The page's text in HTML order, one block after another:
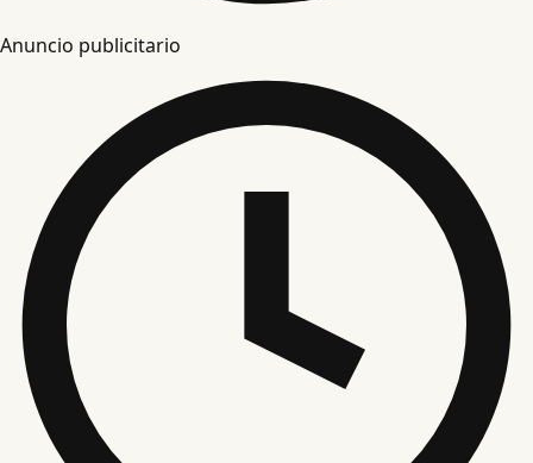
Anuncio publicitario